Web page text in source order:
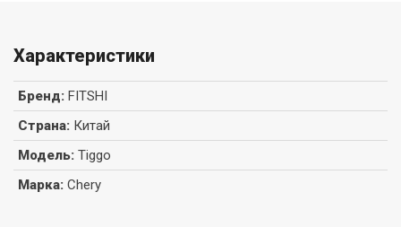
Характеристики
Бренд: FITSHI
Страна: Китай
Модель: Tiggo
Марка: Chery